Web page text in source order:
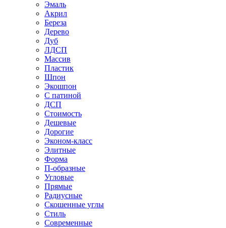
Эмаль
Акрил
Береза
Дерево
Дуб
ЛДСП
Массив
Пластик
Шпон
Экошпон
С патиной
ДСП
Стоимость
Дешевые
Дорогие
Эконом-класс
Элитные
Форма
П-образные
Угловые
Прямые
Радиусные
Скошенные углы
Стиль
Современные